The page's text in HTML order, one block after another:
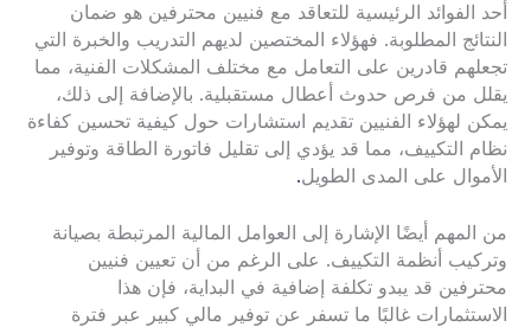
أحد الفوائد الرئيسية للتعاقد مع فنيين محترفين هو ضمان
النتائج المطلوبة. فهؤلاء المختصين لديهم التدريب والخبرة التي
تجعلهم قادرين على التعامل مع مختلف المشكلات الفنية، مما
يقلل من فرص حدوث أعطال مستقبلية. بالإضافة إلى ذلك،
يمكن لهؤلاء الفنيين تقديم استشارات حول كيفية تحسين كفاءة
نظام التكييف، مما قد يؤدي إلى تقليل فاتورة الطاقة وتوفير
الأموال على المدى الطويل.
من المهم أيضًا الإشارة إلى العوامل المالية المرتبطة بصيانة
وتركيب أنظمة التكييف. على الرغم من أن تعيين فنيين
محترفين قد يبدو تكلفة إضافية في البداية، فإن هذا
الاستثمارات غالبًا ما تسفر عن توفير مالي كبير عبر فترة